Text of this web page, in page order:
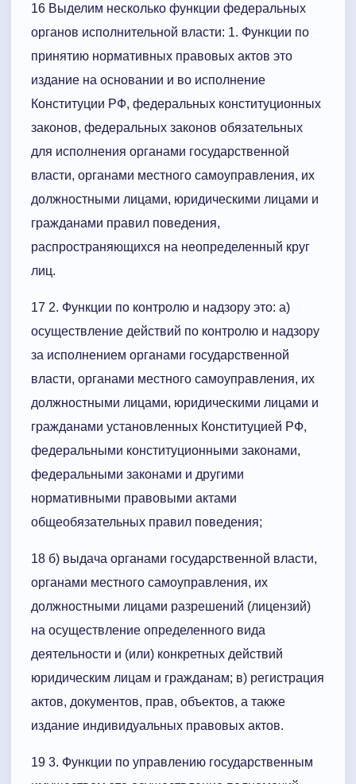
16 Выделим несколько функции федеральных
органов исполнительной власти: 1. Функции по
принятию нормативных правовых актов это
издание на основании и во исполнение
Конституции РФ, федеральных конституционных
законов, федеральных законов обязательных
для исполнения органами государственной
власти, органами местного самоуправления, их
должностными лицами, юридическими лицами и
гражданами правил поведения,
распространяющихся на неопределенный круг
лиц.
17 2. Функции по контролю и надзору это: а)
осуществление действий по контролю и надзору
за исполнением органами государственной
власти, органами местного самоуправления, их
должностными лицами, юридическими лицами и
гражданами установленных Конституцией РФ,
федеральными конституционными законами,
федеральными законами и другими
нормативными правовыми актами
общеобязательных правил поведения;
18 б) выдача органами государственной власти,
органами местного самоуправления, их
должностными лицами разрешений (лицензий)
на осуществление определенного вида
деятельности и (или) конкретных действий
юридическим лицам и гражданам; в) регистрация
актов, документов, прав, объектов, а также
издание индивидуальных правовых актов.
19 3. Функции по управлению государственным